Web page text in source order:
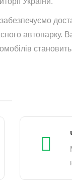
автопарку.